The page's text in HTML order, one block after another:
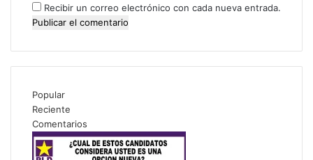
Recibir un correo electrónico con cada nueva entrada.
Popular
Reciente
Comentarios